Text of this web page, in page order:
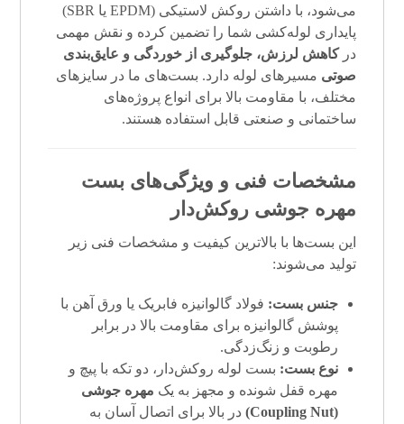
می‌شود، با داشتن روکش لاستیکی (EPDM یا SBR)
پایداری لوله‌کشی شما را تضمین کرده و نقش مهمی
درکاهش لرزش، جلوگیری از خوردگی و عایق‌بندی
صوتی مسیرهای لوله دارد. بست‌های ما در سایزهای
مختلف، با مقاومت بالا برای انواع پروژه‌های
ساختمانی و صنعتی قابل استفاده هستند.
مشخصات فنی و ویژگی‌های بست
مهره جوشی روکش‌دار
این بست‌ها با بالاترین کیفیت و مشخصات فنی زیر
تولید می‌شوند:
جنس بست: فولاد گالوانیزه فابریک یا ورق آهن با
پوشش گالوانیزه برای مقاومت بالا در برابر
رطوبت و زنگ‌زدگی.
نوع بست: بست لوله روکش‌دار، دو تکه با پیچ و
مهره قفل شونده و مجهز به یک مهره جوشی
(
Coupling Nut
) در بالا برای اتصال آسان به